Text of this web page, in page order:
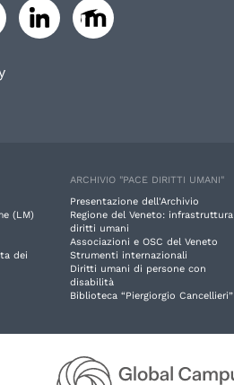
(LM)
dei
ARCHIVIO "PACE DIRITTI UMANI"
Presentazione dell'Archivio
Regione del Veneto: infrastruttura
diritti umani
Associazioni e OSC del Veneto
Strumenti internazionali
Diritti umani di persone con
disabilità
Biblioteca “Piergiorgio Cancellieri”